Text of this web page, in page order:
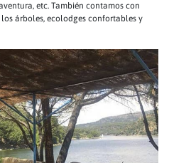
etc. También contamos con
árboles, ecolodges confortables y